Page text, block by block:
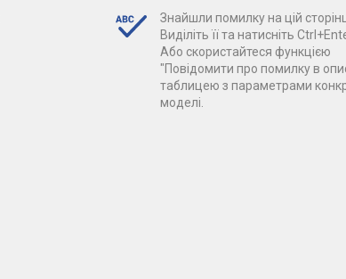
Знайшли помилку на цій
Виділіть її та натисніть
Або скористайтеся функцією
"Повідомити про помилку в
таблицею з параметрами
моделі.